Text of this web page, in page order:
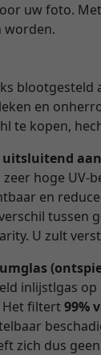
uw foto.
worden.
en
te kopen,
hoge
en
U zult
inlijstlgas
Het filtert99%
zich dus